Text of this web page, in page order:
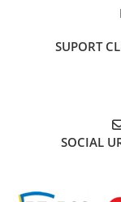
SUPORT
SOCIAL